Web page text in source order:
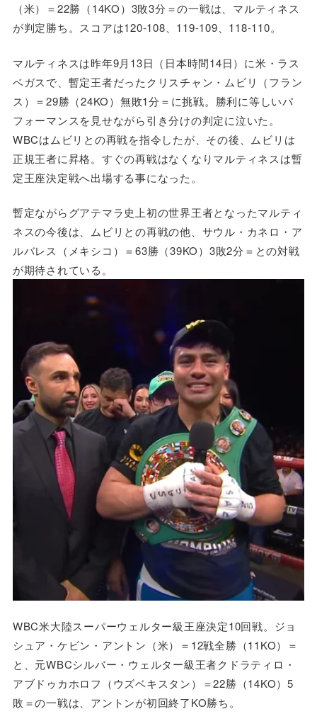
（米）＝22勝（14KO）3敗3分＝の一戦は、マルティネス
が判定勝ち。スコアは120-108、119-109、118-110。
マルティネスは昨年9月13日（日本時間14日）に米・ラス
ベガスで、暫定王者だったクリスチャン・ムビリ（フラン
ス）＝29勝（24KO）無敗1分＝に挑戦。勝利に等しいパ
フォーマンスを見せながら引き分けの判定に泣いた。
WBCはムビリとの再戦を指令したが、その後、ムビリは
正規王者に昇格。すぐの再戦はなくなりマルティネスは暫
定王座決定戦へ出場する事になった。
暫定ながらグアテマラ史上初の世界王者となったマルティ
ネスの今後は、ムビリとの再戦の他、サウル・カネロ・ア
ルバレス（メキシコ）＝63勝（39KO）3敗2分＝との対戦
が期待されている。
WBC米大陸スーパーウェルター級王座決定10回戦。ジョ
シュア・ケビン・アントン（米）＝12戦全勝（11KO）＝
と、元WBCシルバー・ウェルター級王者クドラティロ・
アブドゥカホロフ（ウズベキスタン）＝22勝（14KO）5
敗＝の一戦は、アントンが初回終了KO勝ち。